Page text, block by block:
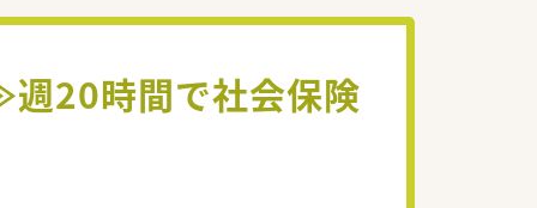
週20時間で社会保険